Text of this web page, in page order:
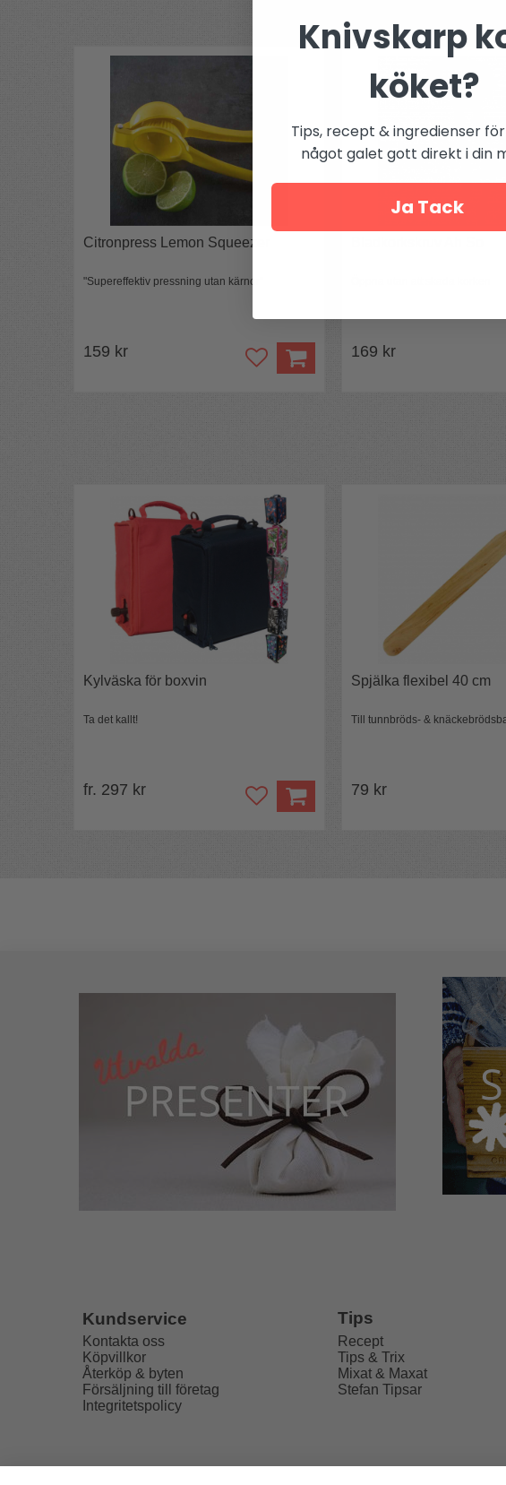
Citronpress Lemon Squeezer
"Supereffektiv pressning utan kärnor"
159 kr 169 kr
Kylväska för boxvin
Ta det kallt!
fr. 297 kr
Spjälka flexibel 40 cm
Till tunnbröds- &
79 kr
Kundservice
Kontakta oss
Köpvillkor
Återköp & byten
Försäljning till företag
Integritetspolicy
Tips
Recept
Tips & Trix
Mixat & Maxat
Stefan Tipsar
Knivskarp
köket?
Tips, recept & ingredienser
något galet gott direkt i din
Ja Tack